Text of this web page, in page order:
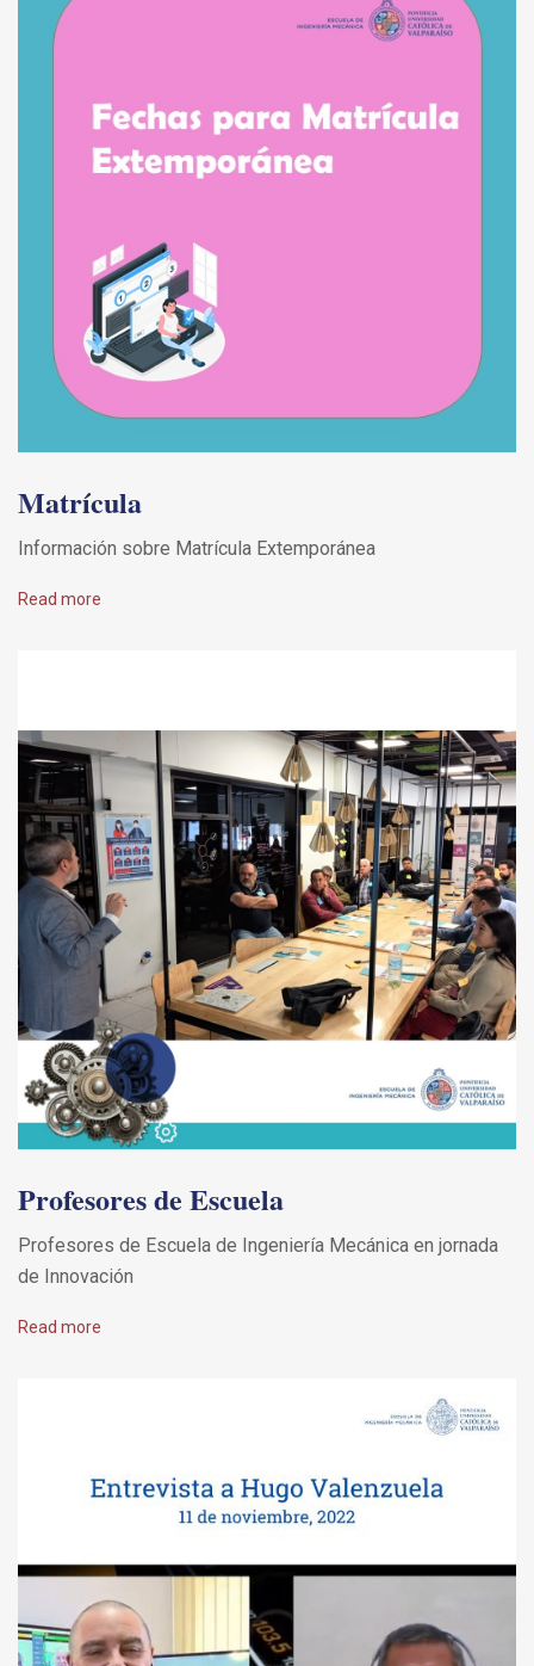
Matrícula
Información sobre Matrícula Extemporánea
Read more
Profesores de Escuela
Profesores de Escuela de Ingeniería Mecánica en jornada
de Innovación
Read more